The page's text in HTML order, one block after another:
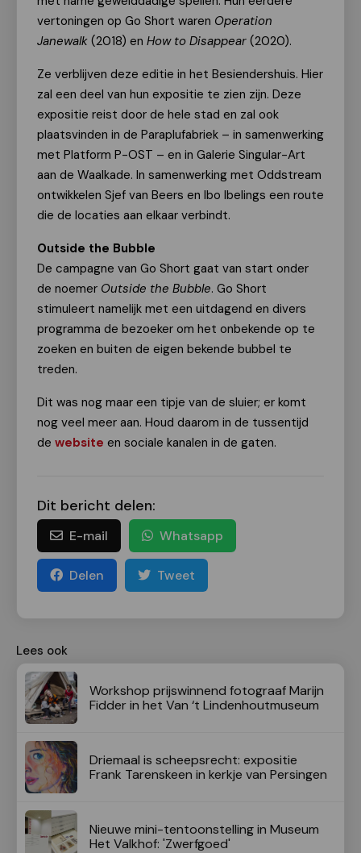
vertoningen op Go Short waren Operation
Janewalk (2018) en How to Disappear (2020).
Ze verblijven deze editie in het Besiendershuis. Hier
zal een deel van hun expositie te zien zijn. Deze
expositie reist door de hele stad en zal ook
plaatsvinden in de Paraplufabriek – in samenwerking
met Platform P-OST – en in Galerie Singular-Art
aan de Waalkade. In samenwerking met Oddstream
ontwikkelen Sjef van Beers en Ibo Ibelings een route
die de locaties aan elkaar verbindt.
Outside the Bubble
De campagne van Go Short gaat van start onder
de noemer Outside the Bubble. Go Short
stimuleert namelijk met een uitdagend en divers
programma de bezoeker om het onbekende op te
zoeken en buiten de eigen bekende bubbel te
treden.
Dit was nog maar een tipje van de sluier; er komt
nog veel meer aan. Houd daarom in de tussentijd
de website en sociale kanalen in de gaten.
Dit bericht delen:
E-mail Whatsapp
Delen Tweet
Lees ook
Workshop prijswinnend fotograaf Marijn
Fidder in het Van ‘t Lindenhoutmuseum
Driemaal is scheepsrecht: expositie
Frank Tarenskeen in kerkje van Persingen
Nieuwe mini-tentoonstelling in Museum
Het Valkhof: 'Zwerfgoed'